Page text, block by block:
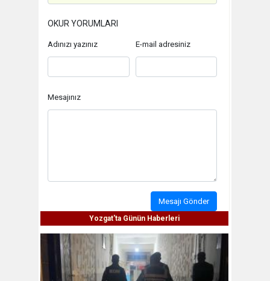
OKUR YORUMLARI
Adınızı yazınız E-mail adresiniz
Mesajınız
Mesajı Gönder
Yozgat'ta Günün Haberleri